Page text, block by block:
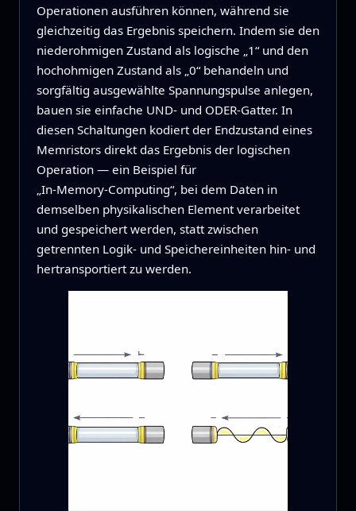
Operationen ausführen können, während sie
gleichzeitig das Ergebnis speichern. Indem sie den
niederohmigen Zustand als logische „1“ und den
hochohmigen Zustand als „0“ behandeln und
sorgfältig ausgewählte Spannungspulse anlegen,
bauen sie einfache UND‑ und ODER‑Gatter. In
diesen Schaltungen kodiert der Endzustand eines
Memristors direkt das Ergebnis der logischen
Operation — ein Beispiel für
„In‑Memory‑Computing“, bei dem Daten in
demselben physikalischen Element verarbeitet
und gespeichert werden, statt zwischen
getrennten Logik‑ und Speichereinheiten hin- und
hertransportiert zu werden.